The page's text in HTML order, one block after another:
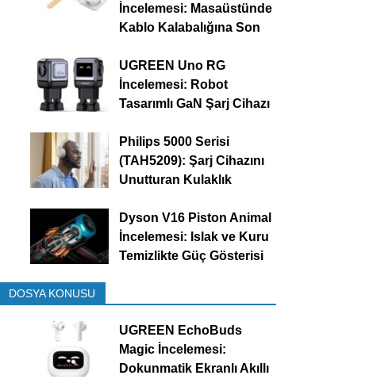
İncelemesi: Masaüstünde
Kablo Kalabalığına Son
UGREEN Uno RG
İncelemesi: Robot
Tasarımlı GaN Şarj Cihazı
Philips 5000 Serisi
(TAH5209): Şarj Cihazını
Unutturan Kulaklık
Dyson V16 Piston Animal
İncelemesi: Islak ve Kuru
Temizlikte Güç Gösterisi
DOSYA KONUSU
UGREEN EchoBuds
Magic İncelemesi:
Dokunmatik Ekranlı Akıllı